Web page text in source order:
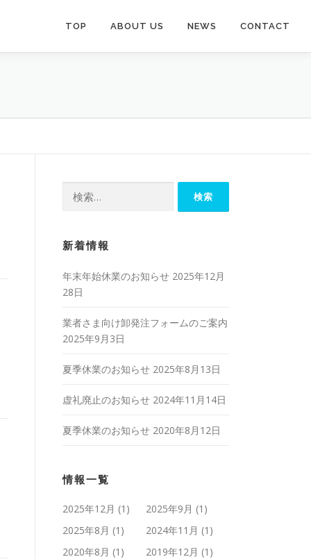
TOP ABOUT US NEWS CONTACT
新着情報
年末年始休業のお知らせ 2025年12月
28日
業者さま向け卸発注フォームのご案内
2025年9月3日
夏季休業のお知らせ 2025年8月13日
虚礼廃止のお知らせ 2024年11月14日
夏季休業のお知らせ 2020年8月12日
情報一覧
2025年12月 (1) 2025年9月 (1)
2025年8月 (1) 2024年11月 (1)
2020年8月 (1) 2019年12月 (1)